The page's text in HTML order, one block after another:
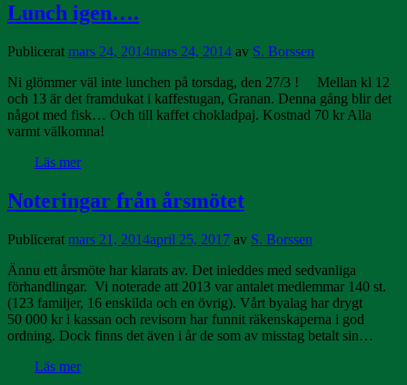
Lunch igen….
Publicerat mars 24, 2014mars 24, 2014 av S. Borssen
Ni glömmer väl inte lunchen på torsdag, den 27/3 ! Mellan kl 12
och 13 är det framdukat i kaffestugan, Granan. Denna gång blir det
något med fisk… Och till kaffet chokladpaj. Kostnad 70 kr Alla
varmt välkomna!
Läs mer
Noteringar från årsmötet
Publicerat mars 21, 2014april 25, 2017 av S. Borssen
Ännu ett årsmöte har klarats av. Det inleddes med sedvanliga
förhandlingar. Vi noterade att 2013 var antalet medlemmar 140 st.
(123 familjer, 16 enskilda och en övrig). Vårt byalag har drygt
50 000 kr i kassan och revisorn har funnit räkenskaperna i god
ordning. Dock finns det även i år de som av misstag betalt sin…
Läs mer